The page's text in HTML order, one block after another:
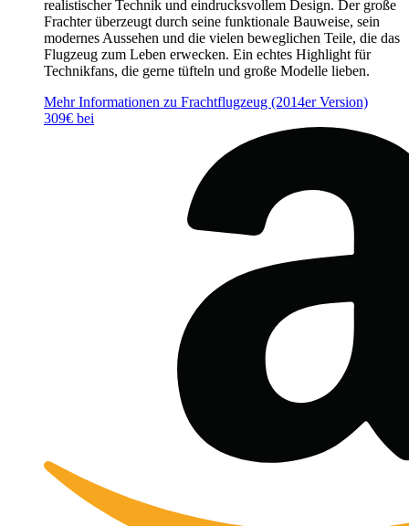
realistischer Technik und eindrucksvollem Design. Der große
Frachter überzeugt durch seine funktionale Bauweise, sein
modernes Aussehen und die vielen beweglichen Teile, die das
Flugzeug zum Leben erwecken. Ein echtes Highlight für
Technikfans, die gerne tüfteln und große Modelle lieben.
Mehr Informationen zu Frachtflugzeug (2014er Version)
309€ bei